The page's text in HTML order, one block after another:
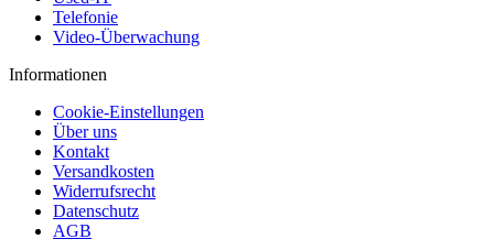
Telefonie
Video-Überwachung
Informationen
Cookie-Einstellungen
Über uns
Kontakt
Versandkosten
Widerrufsrecht
Datenschutz
AGB